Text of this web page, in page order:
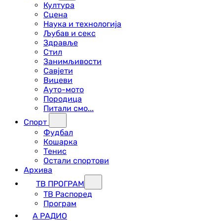
Култура
Сцена
Наука и технологија
Љубав и секс
Здравље
Стил
Занимљивости
Савјети
Вицеви
Ауто-мото
Породица
Питали смо...
Спорт
Фудбал
Кошарка
Тенис
Остали спортови
Архива
ТВ ПРОГРАМ
ТВ Распоред
Програм
А РАДИО